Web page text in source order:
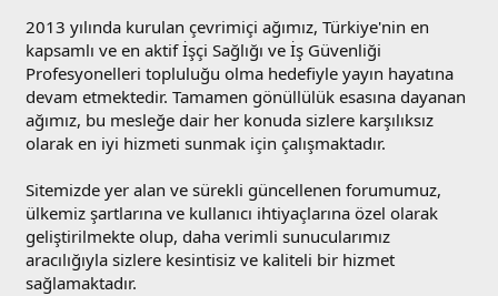
2013 yılında kurulan çevrimiçi ağımız, Türkiye'nin en
kapsamlı ve en aktif İşçi Sağlığı ve İş Güvenliği
Profesyonelleri topluluğu olma hedefiyle yayın hayatına
devam etmektedir. Tamamen gönüllülük esasına dayanan
ağımız, bu mesleğe dair her konuda sizlere karşılıksız
olarak en iyi hizmeti sunmak için çalışmaktadır.
Sitemizde yer alan ve sürekli güncellenen forumumuz,
ülkemiz şartlarına ve kullanıcı ihtiyaçlarına özel olarak
geliştirilmekte olup, daha verimli sunucularımız
aracılığıyla sizlere kesintisiz ve kaliteli bir hizmet
sağlamaktadır.